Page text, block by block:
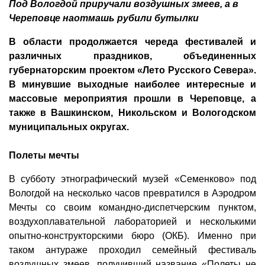
Под Вологдой приручали воздушных змеев, а в
Череповце наотмашь рубили бутылки
В области продолжается череда фестивалей и
различных праздников, объединенных
губернаторским проектом «Лето Русского Севера».
В минувшие выходные наиболее интересные и
массовые мероприятия прошли в Череповце, а
также в Вашкинском, Никольском и Вологодском
муниципальных округах.
Полеты мечты
В субботу этнографический музей «Семенково» под
Вологдой на несколько часов превратился в Аэродром
Мечты со своим командно-диспетчерским пунктом,
воздухоплавательной лабораторией и несколькими
опытно-конструкторскими бюро (ОКБ). Именно при
таком антураже проходил семейный фестиваль